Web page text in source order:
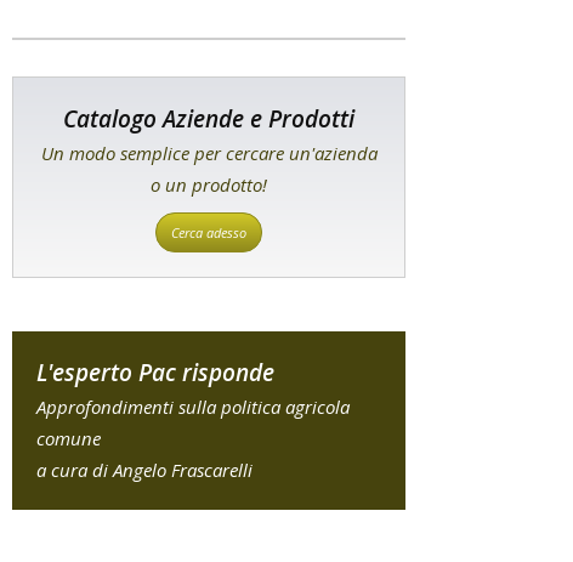
Catalogo Aziende e Prodotti
Un modo semplice per cercare un'azienda
o un prodotto!
Cerca adesso
L'esperto Pac risponde
Approfondimenti sulla politica agricola
comune
a cura di Angelo Frascarelli